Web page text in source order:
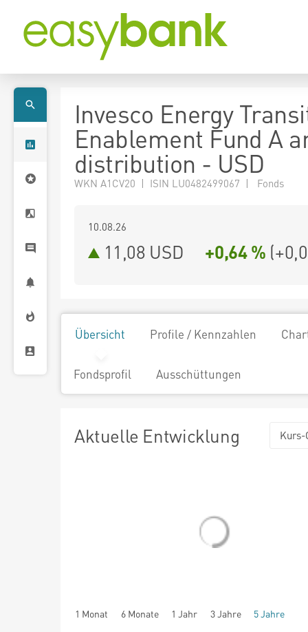
Invesco Energy
Enablement Fund A
distribution - USD
WKN A1CV20 | ISIN LU0482499067 | Fonds
10.08.26
11,08 USD +0,64 % (
Übersicht Profile / Kennzahlen
Fondsprofil Ausschüttungen
Aktuelle Entwicklung Kurs-
1 Monat 6 Monate 1 Jahr 3 Jahre 5 Jahre